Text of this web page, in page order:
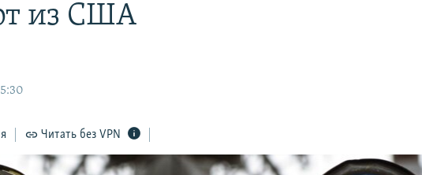
из США
Читать без VPN